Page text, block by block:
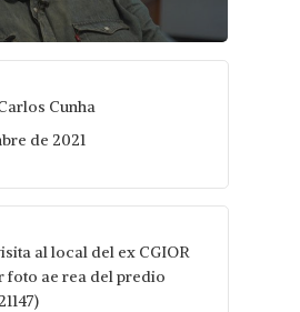
Cunha
de 2021
al local del ex CGIOR
foto ae rea del predio